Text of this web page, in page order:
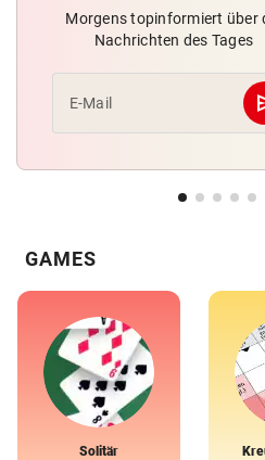
Morgens topinformiert über
Nachrichten des Tages
E-Mail
GAMES
Solitär